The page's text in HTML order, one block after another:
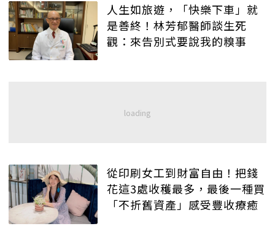
人生如旅遊，「快樂下車」就
是善終！林芳郁醫師談生死
觀：來告別式要說我的糗事
從印刷女工到財富自由！把錢
花這3處收穫最多，最後一種買
「不折舊資產」感受豐收療癒